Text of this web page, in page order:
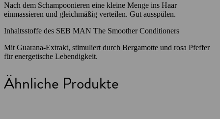
Nach dem Schampoonieren eine kleine Menge ins Haar
einmassieren und gleichmäßig verteilen. Gut ausspülen.
Inhaltsstoffe des SEB MAN The Smoother Conditioners
Mit Guarana-Extrakt, stimuliert durch Bergamotte und rosa Pfeffer
für energetische Lebendigkeit.
Ähnliche Produkte